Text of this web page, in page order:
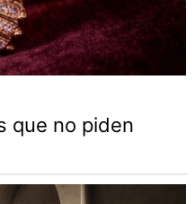
que no piden